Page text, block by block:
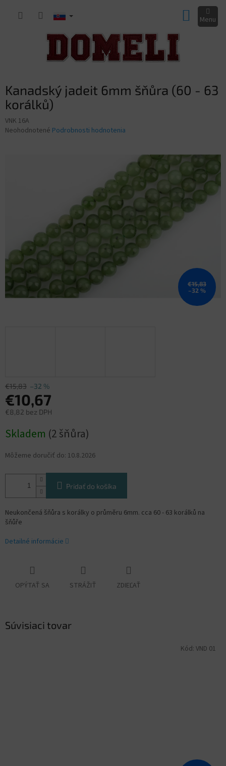
KOŠÍK
Kanadský jadeit 6mm šňůra (60 - 63
korálků)
VNK 16A
Priemerné
Neohodnotené Podrobnosti hodnotenia
€15,83
–32 %
€15,83 –32 %
€10,67
€8,82 bez DPH
cena:
Skladem (2 šňůra)
Môžeme doručiť do: 10.8.2026
Pridať do košíka
Neukončená šňůra s korálky o průměru 6mm. cca 60 - 63 korálků na
šňůře
Detailné informácie
OPÝTAŤ SA STRÁŽIŤ ZDIEĽAŤ
Súvisiaci tovar
Kód: VND 01